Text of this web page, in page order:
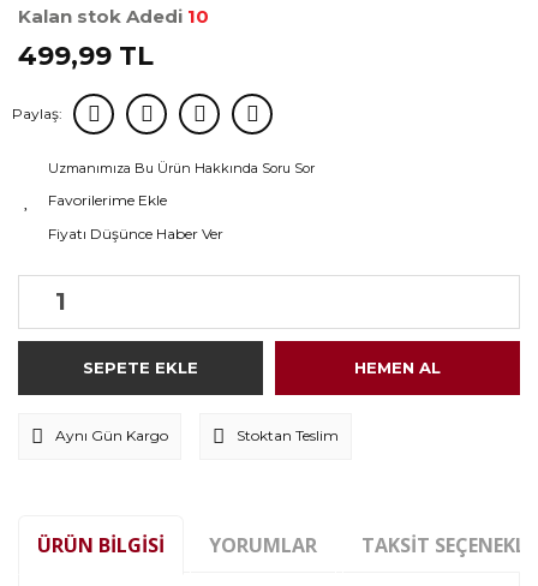
Kalan stok Adedi 10
499,99 TL
Paylaş:
Uzmanımıza Bu Ürün Hakkında Soru Sor
Fiyatı Düşünce Haber Ver
SEPETE EKLE HEMEN AL
Aynı Gün Kargo Stoktan Teslim
ÜRÜN BILGISI YORUMLAR TAKSIT